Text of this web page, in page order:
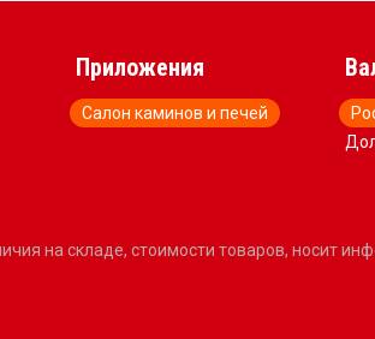
Приложения
Салон каминов и печей
на складе, стоимости товаров, носит